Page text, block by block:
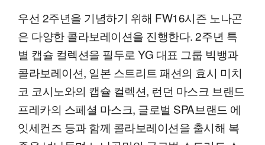
우선 2주년을 기념하기 위해 FW16시즌 노나곤
은 다양한 콜라보레이션을 진행한다. 2주년 특
별 캡슐 컬렉션을 필두로 YG 대표 그룹 빅뱅과
콜라보레이션, 일본 스트리트 패션의 효시 미치
코 코시노와의 캡슐 컬렉션, 런던 마스크 브랜드
프레카의 스페셜 마스크, 글로벌 SPA브랜드 에
잇세컨즈 등과 함께 콜라보레이션을 출시해 복